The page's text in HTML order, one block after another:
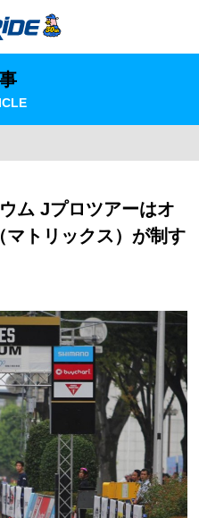
ム Jプロツアーはオ
マトリックス）が制す